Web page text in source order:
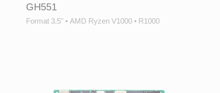
GH551
Format 3.5" • AMD Ryzen V1000 • R1000